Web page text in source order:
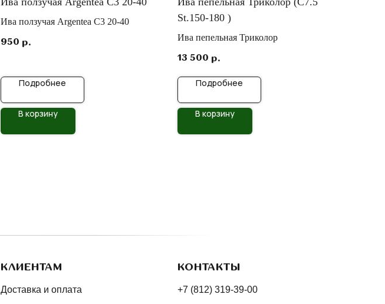
Ива ползучая Argentea С3 20-40
950 р.
Подробнее
В корзину
St.150-180 )
Ива пепельная Триколор
13 500 р.
Подробнее
В корзину
КЛИЕНТАМ
Доставка и оплата
КОНТАКТЫ
+7 (812) 319-39-00